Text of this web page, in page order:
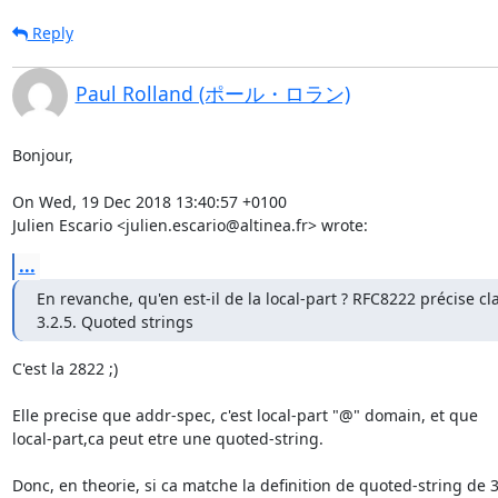
Reply
Paul Rolland (ポール・ロラン)
Bonjour,
On Wed, 19 Dec 2018 13:40:57 +0100
Julien Escario <julien.escario@altinea.fr> wrote:
...
En revanche, qu'en est-il de la local-part ? RFC8222 précise
3.2.5. Quoted strings
C'est la 2822 ;)
Elle precise que addr-spec, c'est local-part "@" domain, et que
local-part,ca peut etre une quoted-string.
Donc, en theorie, si ca matche la definition de quoted-string de